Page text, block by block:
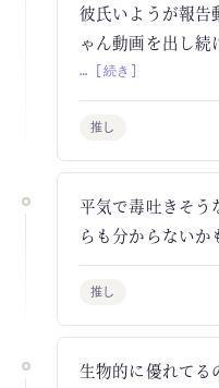
彼氏いようが報告
ゃん動画を出し続
… [続き]
推し
平気で毒吐きそう
らも分からないか
推し
生物的に優れてる